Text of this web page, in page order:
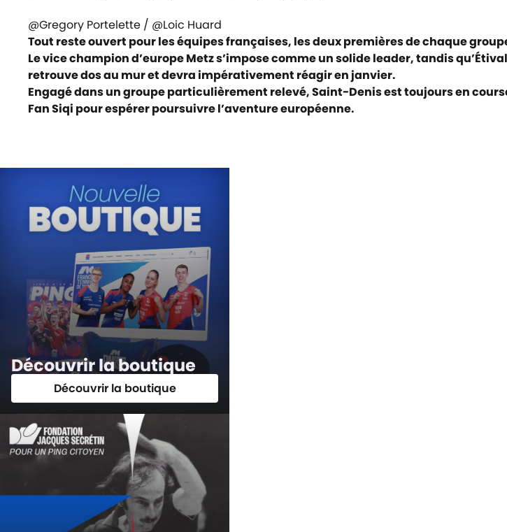
@Gregory Portelette / @Loic Huard
Tout reste ouvert pour les équipes françaises, les deux premières de chaque
Le vice champion d’europe Metz s’impose comme un solide leader, tandis
retrouve dos au mur et devra impérativement réagir en janvier.
Engagé dans un groupe particulièrement relevé, Saint-Denis est toujours en
Fan Siqi pour espérer poursuivre l’aventure européenne.
Découvrir la boutique
Découvrir la boutique